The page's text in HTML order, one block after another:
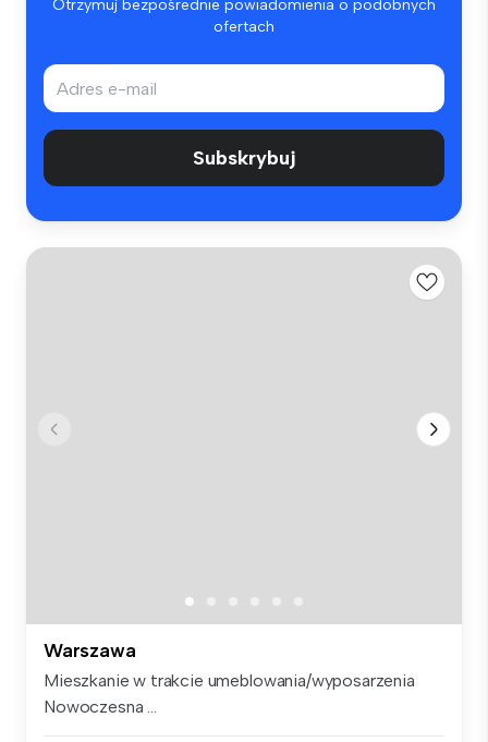
Otrzymuj bezpośrednie powiadomienia o podobnych
ofertach
Subskrybuj
Warszawa
Mieszkanie w trakcie umeblowania/wyposarzenia
Nowoczesna ...